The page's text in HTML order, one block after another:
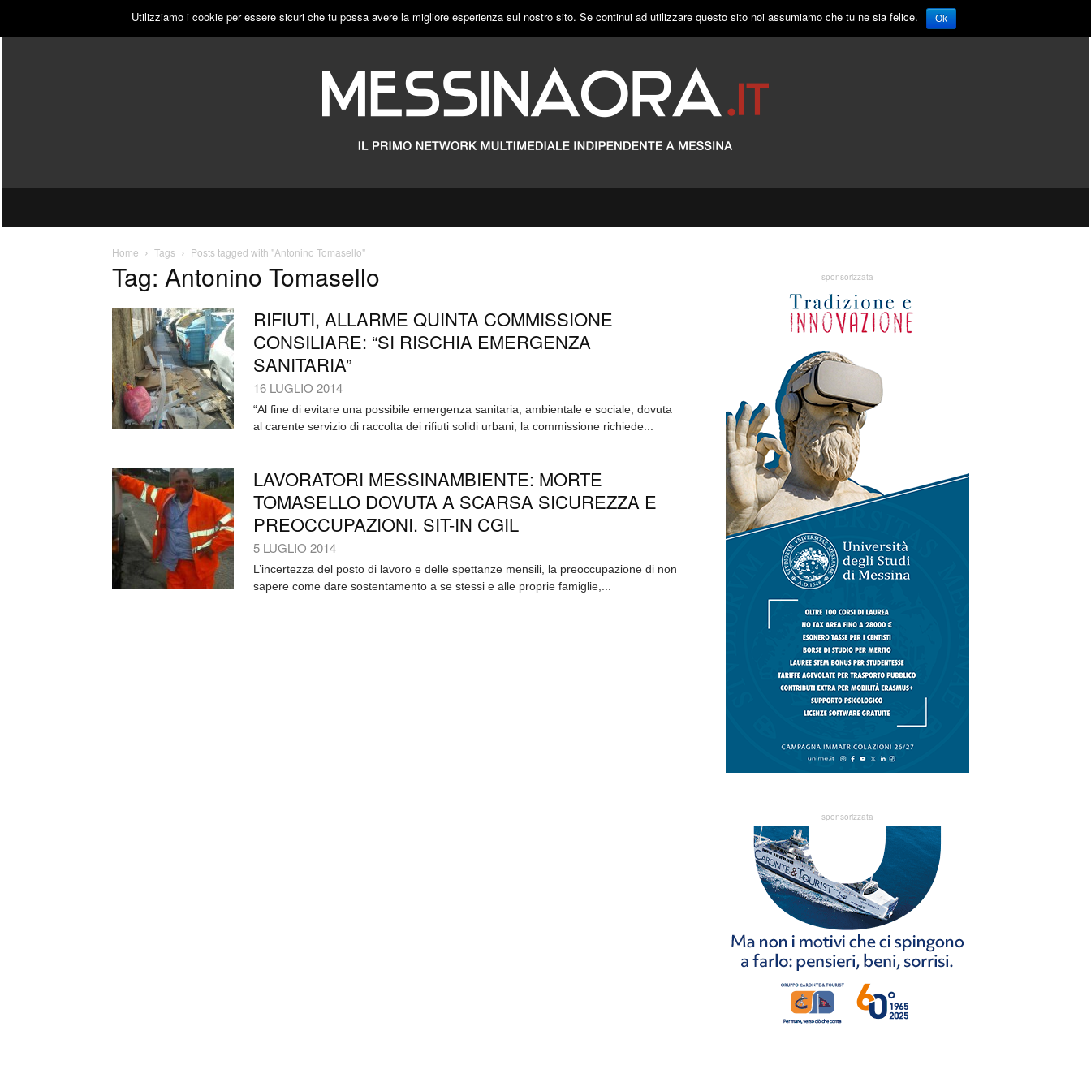
GIOVEDÌ, 6 AGOSTO 2026 PUBBLICITÀ
Home Tags Posts tagged with "Antonino Tomasello"
Tag: Antonino Tomasello
RIFIUTI, ALLARME QUINTA COMMISSIONE
CONSILIARE: “SI RISCHIA EMERGENZA
SANITARIA”
16 LUGLIO 2014
“Al fine di evitare una possibile emergenza sanitaria, ambientale e sociale, dovuta
al carente servizio di raccolta dei rifiuti solidi urbani, la commissione richiede...
LAVORATORI MESSINAMBIENTE: MORTE
TOMASELLO DOVUTA A SCARSA SICUREZZA E
PREOCCUPAZIONI. SIT-IN CGIL
5 LUGLIO 2014
L’incertezza del posto di lavoro e delle spettanze mensili, la preoccupazione di non
sapere come dare sostentamento a se stessi e alle proprie famiglie,...
sponsorizzata
sponsorizzata
Utilizziamo i cookie per essere sicuri che tu possa avere la migliore esperienza sul nostro sito. Se continui ad utilizzare questo sito noi assumiamo che tu ne sia felice. Ok